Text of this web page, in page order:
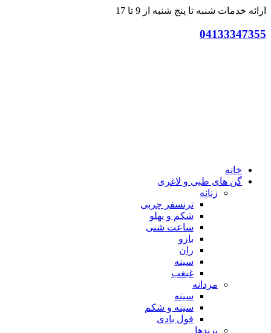
ارائه خدمات شنبه تا پنج شنبه از 9 تا 17
04133347355
خانه
گن های طبی و لاغری
زنانه
ترنسفر چربی
شکم و پهلو
ساعت شنی
بازو
ران
سینه
غبغب
مردانه
سینه
سینه و شکم
فول بادی
برندها